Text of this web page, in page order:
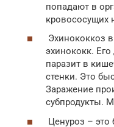
попадают в
кровососущих
Эхинококкоз
эхинококк.
паразит в
стенки. Это
Заражение
субпродукты.
Ценуроз – это